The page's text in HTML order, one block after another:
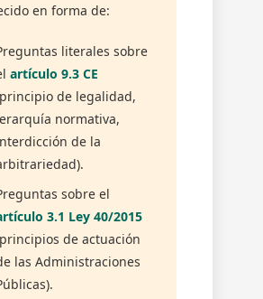
en forma de:
literales sobre
artículo 9.3 CE
de legalidad,
normativa,
de la
sobre el
3.1 Ley 40/2015
de actuación
las Administraciones